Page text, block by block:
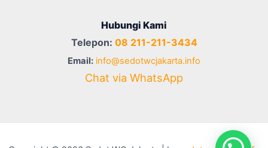
Hubungi Kami
Telepon: 08 211-211-3434
Email: info@sedotwcjakarta.info
Chat via WhatsApp